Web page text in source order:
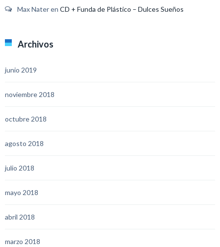
Max Nateren CD + Funda de Plástico – Dulces Sueños
Archivos
junio 2019
noviembre 2018
octubre 2018
agosto 2018
julio 2018
mayo 2018
abril 2018
marzo 2018